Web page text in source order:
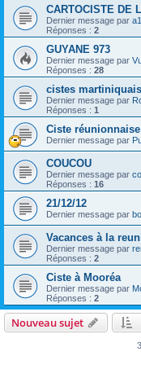
CARTOCISTE DE
Dernier message par
Réponses : 2
GUYANE 973
Dernier message par
Réponses : 28
cistes
Dernier message par
Réponses : 1
Ciste réunionnaise
Dernier message par
COUCOU
Dernier message par
Réponses : 16
21/12/12
Dernier message par
Vacances à la
Dernier message par
Réponses : 2
Ciste à Mooréa
Dernier message par
Réponses : 2
Nouveau sujet